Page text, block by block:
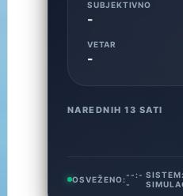
SUBJEKTIVNO
-
VETAR
-
NAREDNIH 13 SATI
OSVEŽENO:--:-
-